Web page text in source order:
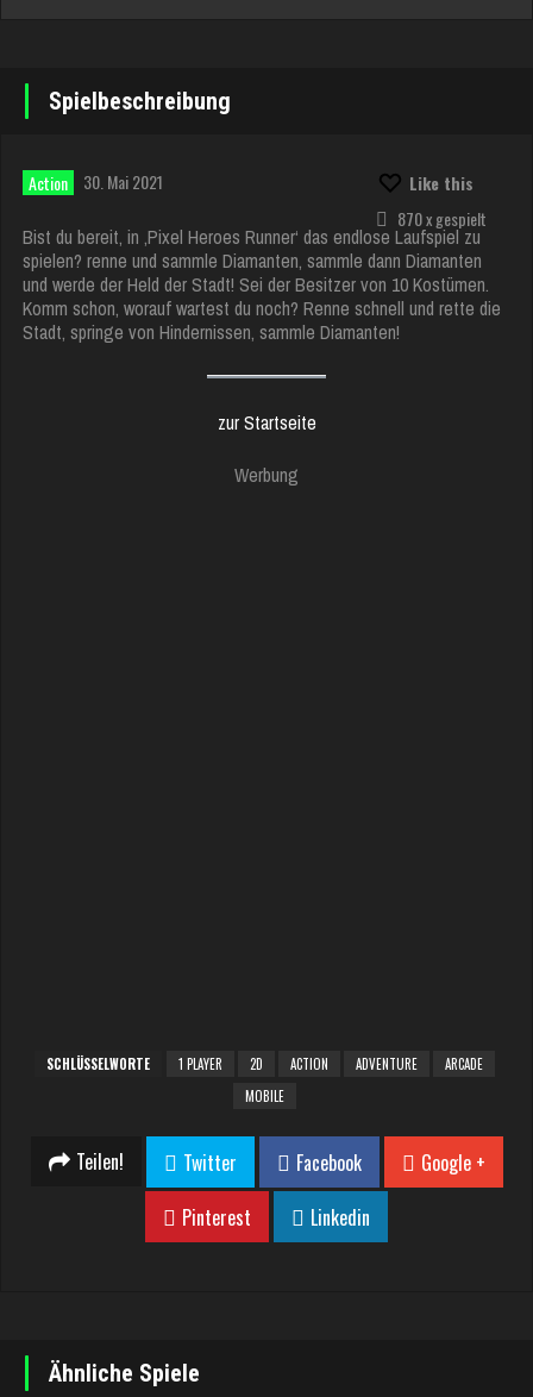
Spielbeschreibung
Action 30. Mai 2021
Like this
870 x gespielt
Bist du bereit, in ‚Pixel Heroes Runner‘ das endlose Laufspiel zu
spielen? renne und sammle Diamanten, sammle dann Diamanten
und werde der Held der Stadt! Sei der Besitzer von 10 Kostümen.
Komm schon, worauf wartest du noch? Renne schnell und rette die
Stadt, springe von Hindernissen, sammle Diamanten!
zur Startseite
Werbung
SCHLÜSSELWORTE 1 PLAYER 2D ACTION ADVENTURE
ARCADE
MOBILE
Teilen! Twitter Facebook
Google +
Pinterest
Linkedin
Ähnliche Spiele